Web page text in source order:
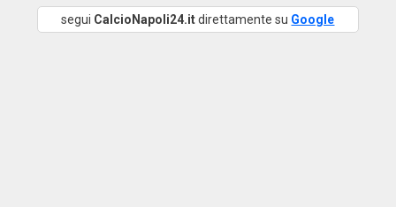
segui CalcioNapoli24.itdirettamente su Google